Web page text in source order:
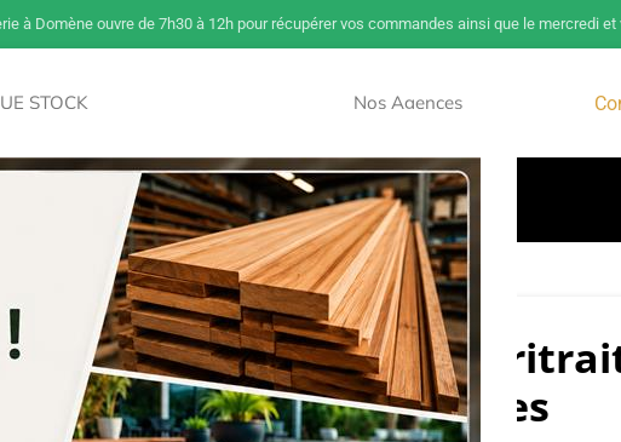
STOCK Nos Agences
Sur Le Bois Paiement Et Livraison Accès Pros
NOUVEAU
usage Traitement Coritrait’ Tous usages
Traitement
usages
à Domène ouvre de 7h30 à 12h pour récupérer vos commandes ainsi que le mercredi et